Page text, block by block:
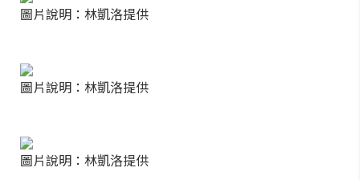
圖片說明：林凱洛提供
圖片說明：林凱洛提供
圖片說明：林凱洛提供